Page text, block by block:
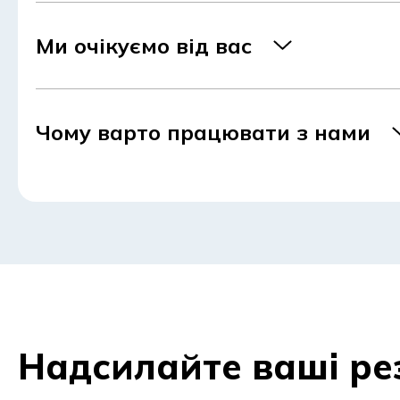
Ми очікуємо від вас
Чому варто працювати з нами
Надсилайте ваші